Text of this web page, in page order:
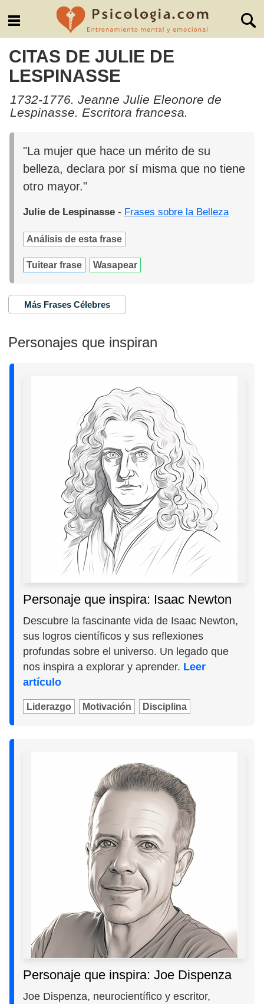
CITAS DE JULIE DE
LESPINASSE
1732-1776. Jeanne Julie Eleonore de
Lespinasse. Escritora francesa.
"La mujer que hace un mérito de su
belleza, declara por sí misma que no tiene
otro mayor."
Julie de Lespinasse - Frases sobre la Belleza
Análisis de esta frase
Tuitear frase Wasapear
Más Frases Célebres
Personajes que inspiran
Personaje que inspira: Isaac Newton
Descubre la fascinante vida de Isaac Newton,
sus logros científicos y sus reflexiones
profundas sobre el universo. Un legado que
nos inspira a explorar y aprender. Leer
artículo
Liderazgo Motivación Disciplina
Personaje que inspira: Joe Dispenza
Joe Dispenza, neurocientífico y escritor,